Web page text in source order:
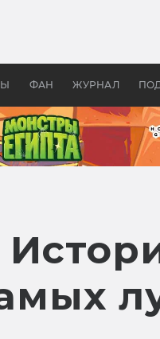
ФАН ЖУРНАЛ
бы